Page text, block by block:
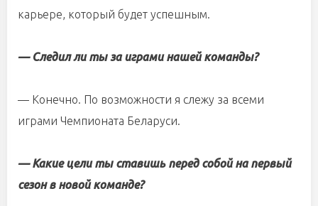
карьере, который будет успешным.
— Следил ли ты за играми нашей команды?
— Конечно. По возможности я слежу за всеми
играми Чемпионата Беларуси.
— Какие цели ты ставишь перед собой на первый
сезон в новой команде?